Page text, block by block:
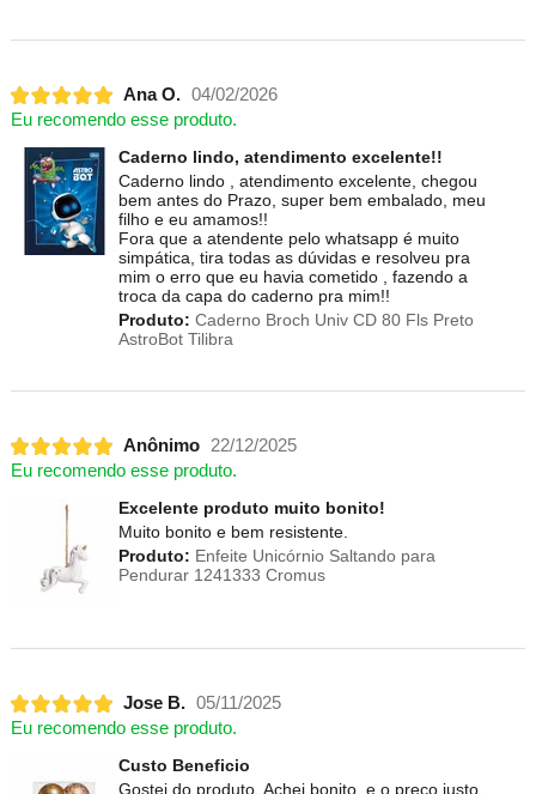
Ana O. 04/02/2026
Eu recomendo esse produto.
Caderno lindo, atendimento excelente!!
Caderno lindo , atendimento excelente, chegou
bem antes do Prazo, super bem embalado, meu
filho e eu amamos!!
Fora que a atendente pelo whatsapp é muito
simpática, tira todas as dúvidas e resolveu pra
mim o erro que eu havia cometido , fazendo a
troca da capa do caderno pra mim!!
Produto: Caderno Broch Univ CD 80 Fls Preto
AstroBot Tilibra
Anônimo
22/12/2025
Eu recomendo esse produto.
Excelente produto muito bonito!
Muito bonito e bem resistente.
Produto: Enfeite Unicórnio Saltando para
Pendurar 1241333 Cromus
Jose B. 05/11/2025
Eu recomendo esse produto.
Custo Beneficio
Gostei do produto. Achei bonito, e o preço justo.